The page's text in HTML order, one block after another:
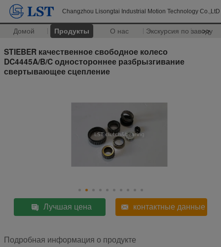
Changzhou Lisongtai Industrial Motion Technology Co.,LtD
Домой Продукты О нас Экскурсия по заводу
>>
STIEBER качественное свободное колесо
DC4445A/B/C одностороннее разбрызгивание
свертывающее сцепление
Лучшая цена контактные данные
Подробная информация о продукте